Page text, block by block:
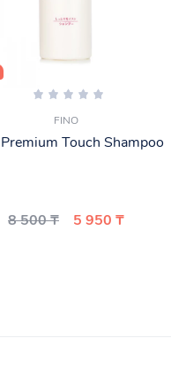
FINO
Touch Shampoo
8 500 ₸ 5 950 ₸